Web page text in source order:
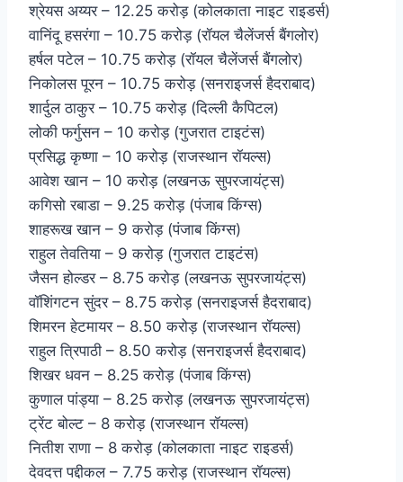
श्रेयस अय्यर – 12.25 करोड़ (कोलकाता नाइट राइडर्स)
वानिंदू हसरंगा – 10.75 करोड़ (रॉयल चैलेंजर्स बैंगलोर)
हर्षल पटेल – 10.75 करोड़ (रॉयल चैलेंजर्स बैंगलोर)
निकोलस पूरन – 10.75 करोड़ (सनराइजर्स हैदराबाद)
शार्दुल ठाकुर – 10.75 करोड़ (दिल्ली कैपिटल)
लोकी फर्गुसन – 10 करोड़ (गुजरात टाइटंस)
प्रसिद्ध कृष्णा – 10 करोड़ (राजस्थान रॉयल्स)
आवेश खान – 10 करोड़ (लखनऊ सुपरजायंट्स)
कगिसो रबाडा – 9.25 करोड़ (पंजाब किंग्स)
शाहरूख खान – 9 करोड़ (पंजाब किंग्स)
राहुल तेवतिया – 9 करोड़ (गुजरात टाइटंस)
जैसन होल्डर – 8.75 करोड़ (लखनऊ सुपरजायंट्स)
वॉशिंगटन सुंदर – 8.75 करोड़ (सनराइजर्स हैदराबाद)
शिमरन हेटमायर – 8.50 करोड़ (राजस्थान रॉयल्स)
राहुल त्रिपाठी – 8.50 करोड़ (सनराइजर्स हैदराबाद)
शिखर धवन – 8.25 करोड़ (पंजाब किंग्स)
कुणाल पांड्या – 8.25 करोड़ (लखनऊ सुपरजायंट्स)
ट्रेंट बोल्ट – 8 करोड़ (राजस्थान रॉयल्स)
नितीश राणा – 8 करोड़ (कोलकाता नाइट राइडर्स)
देवदत्त पद्दीकल – 7.75 करोड़ (राजस्थान रॉयल्स)